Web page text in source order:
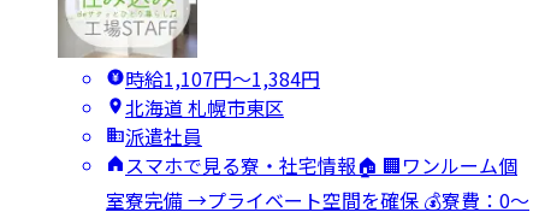
時給1,107円〜1,384円
北海道 札幌市東区
派遣社員
スマホで見る寮・社宅情報🏠 🏢ワンルーム個
室寮完備 →プライベート空間を確保 💰寮費：0～